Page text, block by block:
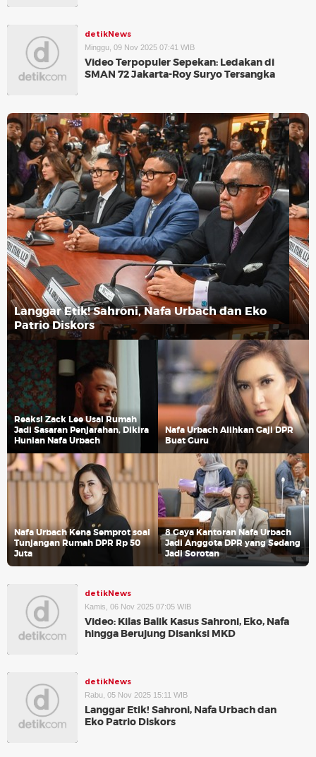
detikNews
Minggu, 09 Nov 2025 07:41 WIB
Video Terpopuler Sepekan: Ledakan di
SMAN 72 Jakarta-Roy Suryo Tersangka
Langgar Etik! Sahroni, Nafa Urbach dan Eko
Patrio Diskors
Reaksi Zack Lee Usai Rumah
Jadi Sasaran Penjarahan, Dikira
Hunian Nafa Urbach
Nafa Urbach Alihkan Gaji DPR
Buat Guru
Nafa Urbach Kena Semprot soal
Tunjangan Rumah DPR Rp 50
Juta
8 Gaya Kantoran Nafa Urbach
Jadi Anggota DPR yang Sedang
Jadi Sorotan
detikNews
Kamis, 06 Nov 2025 07:05 WIB
Video: Kilas Balik Kasus Sahroni, Eko, Nafa
hingga Berujung Disanksi MKD
detikNews
Rabu, 05 Nov 2025 15:11 WIB
Langgar Etik! Sahroni, Nafa Urbach dan
Eko Patrio Diskors